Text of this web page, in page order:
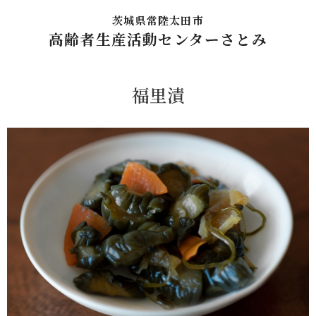
茨城県常陸太田市
高齢者生産活動センターさとみ
福里漬